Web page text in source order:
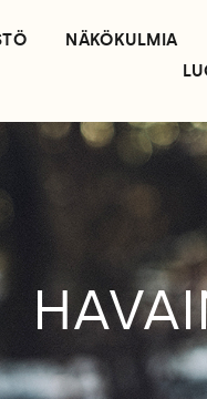
NÄKÖKULMIA